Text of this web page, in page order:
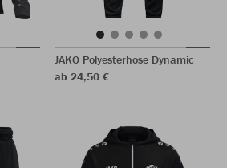
JAKO Polyesterhose Dynamic
ab 24,50 €